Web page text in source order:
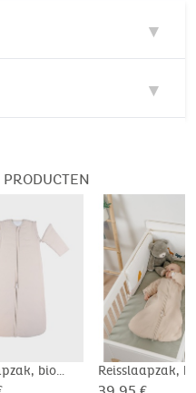
24 maanden
tussen 65 en 95 cm
Tex
100 cm
bio
mousseline,
Reisslaapzak,
katoen, 1-6